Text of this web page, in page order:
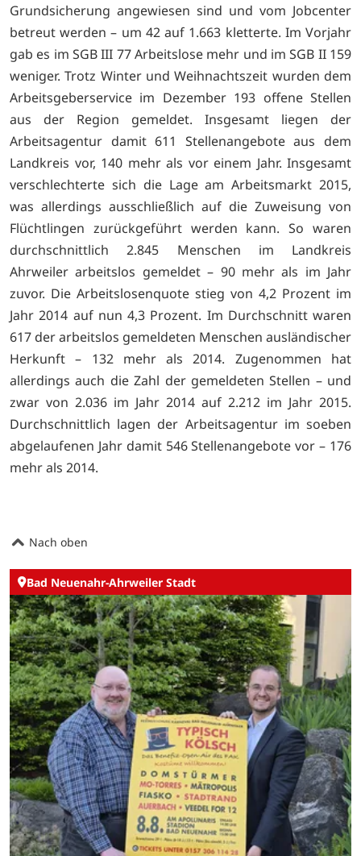
Grundsicherung angewiesen sind und vom Jobcenter
betreut werden – um 42 auf 1.663 kletterte. Im Vorjahr
gab es im SGB III 77 Arbeitslose mehr und im SGB II 159
weniger. Trotz Winter und Weihnachtszeit wurden dem
Arbeitsgeberservice im Dezember 193 offene Stellen
aus der Region gemeldet. Insgesamt liegen der
Arbeitsagentur damit 611 Stellenangebote aus dem
Landkreis vor, 140 mehr als vor einem Jahr. Insgesamt
verschlechterte sich die Lage am Arbeitsmarkt 2015,
was allerdings ausschließlich auf die Zuweisung von
Flüchtlingen zurückgeführt werden kann. So waren
durchschnittlich 2.845 Menschen im Landkreis
Ahrweiler arbeitslos gemeldet – 90 mehr als im Jahr
zuvor. Die Arbeitslosenquote stieg von 4,2 Prozent im
Jahr 2014 auf nun 4,3 Prozent. Im Durchschnitt waren
617 der arbeitslos gemeldeten Menschen ausländischer
Herkunft – 132 mehr als 2014. Zugenommen hat
allerdings auch die Zahl der gemeldeten Stellen – und
zwar von 2.036 im Jahr 2014 auf 2.212 im Jahr 2015.
Durchschnittlich lagen der Arbeitsagentur im soeben
abgelaufenen Jahr damit 546 Stellenangebote vor – 176
mehr als 2014.
Nach oben
Bad Neuenahr-Ahrweiler Stadt